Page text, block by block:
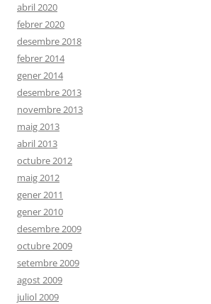
abril 2020
febrer 2020
desembre 2018
febrer 2014
gener 2014
desembre 2013
novembre 2013
maig 2013
abril 2013
octubre 2012
maig 2012
gener 2011
gener 2010
desembre 2009
octubre 2009
setembre 2009
agost 2009
juliol 2009